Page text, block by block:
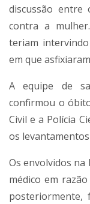
discussão entre
contra a
teriam
em que
A equipe de
confirmou o
Civil e a Polícia
os
Os envolvidos
médico em
posteriormente,